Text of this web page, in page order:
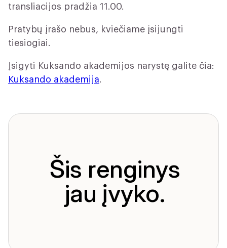
transliacijos pradžia 11.00.
Pratybų įrašo nebus, kviečiame įsijungti
tiesiogiai.
Įsigyti Kuksando akademijos narystę galite čia:
Kuksando akademija.
Šis renginys
jau įvyko.